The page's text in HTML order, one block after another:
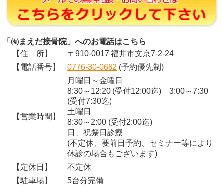
「㈲まえだ接骨院」へのお電話はこちら
【住 所】
〒910-0017 福井市文京7-2-24
【電話番号】
0776-30-0682 (予約優先制)
【営業時間】
月曜日～金曜日
8:30～12:20 (受付12:00迄) 3:00～7:30
(受付7:30迄)
土曜日
8:30～2:00 (受付2:00迄)
日、祝祭日診療
(不定休、要前日予約、セミナー等により
休診の場合もございます)
【定休日】
不定休
【駐車場】
5台分完備